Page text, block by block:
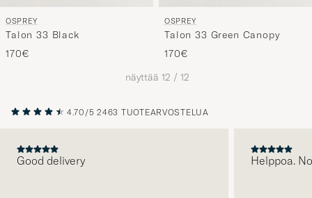
OSPREY
Talon 33 Black
170€
OSPREY
Talon 33 Green Canopy
170€
näyttää 12 / 12
4.70/5 2463 TUOTEARVOSTELUA
Good delivery Helppoa.